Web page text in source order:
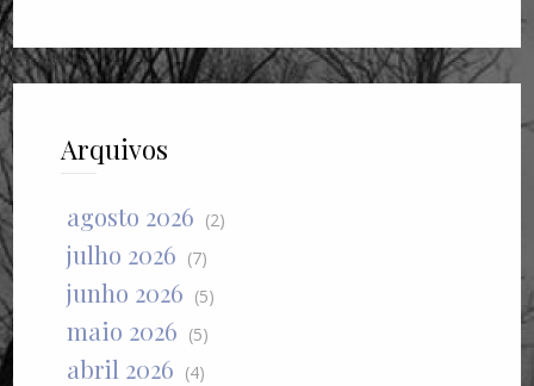
Arquivos
agosto 2026 (2)
julho 2026 (7)
junho 2026 (5)
maio 2026 (5)
abril 2026 (4)